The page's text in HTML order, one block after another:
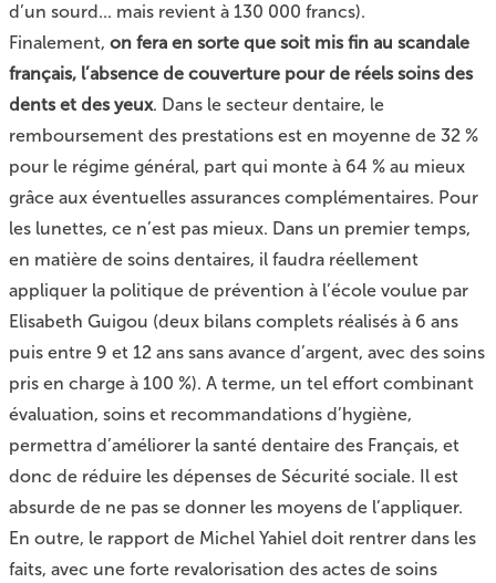
d’un sourd... mais revient à 130 000 francs).
Finalement, on fera en sorte que soit mis fin au scandale
français, l’absence de couverture pour de réels soins des
dents et des yeux. Dans le secteur dentaire, le
remboursement des prestations est en moyenne de 32 %
pour le régime général, part qui monte à 64 % au mieux
grâce aux éventuelles assurances complémentaires. Pour
les lunettes, ce n’est pas mieux. Dans un premier temps,
en matière de soins dentaires, il faudra réellement
appliquer la politique de prévention à l’école voulue par
Elisabeth Guigou (deux bilans complets réalisés à 6 ans
puis entre 9 et 12 ans sans avance d’argent, avec des soins
pris en charge à 100 %). A terme, un tel effort combinant
évaluation, soins et recommandations d’hygiène,
permettra d’améliorer la santé dentaire des Français, et
donc de réduire les dépenses de Sécurité sociale. Il est
absurde de ne pas se donner les moyens de l’appliquer.
En outre, le rapport de Michel Yahiel doit rentrer dans les
faits, avec une forte revalorisation des actes de soins